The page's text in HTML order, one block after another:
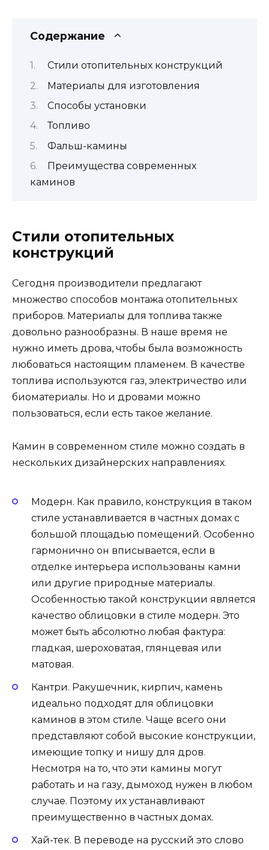
Содержание
Стили отопительных конструкций
Материалы для изготовления
Способы установки
Топливо
Фальш-камины
Преимущества современных
каминов
Стили отопительных
конструкций
Сегодня производители предлагают
множество способов монтажа отопительных
приборов. Материалы для топлива также
довольно разнообразны. В наше время не
нужно иметь дрова, чтобы была возможность
любоваться настоящим пламенем. В качестве
топлива используются газ, электричество или
биоматериалы. Но и дровами можно
пользоваться, если есть такое желание.
Камин в современном стиле можно создать в
нескольких дизайнерских направлениях.
Модерн. Как правило, конструкция в таком
стиле устанавливается в частных домах с
большой площадью помещений. Особенно
гармонично он вписывается, если в
отделке интерьера использованы камни
или другие природные материалы.
Особенностью такой конструкции является
качество облицовки в стиле модерн. Это
может быть абсолютно любая фактура:
гладкая, шероховатая, глянцевая или
матовая.
Кантри. Ракушечник, кирпич, камень
идеально подходят для облицовки
каминов в этом стиле. Чаще всего они
представляют собой высокие конструкции,
имеющие топку и нишу для дров.
Несмотря на то, что эти камины могут
работать и на газу, дымоход нужен в любом
случае. Поэтому их устанавливают
преимущественно в частных домах.
Хай-тек. В переводе на русский это слово